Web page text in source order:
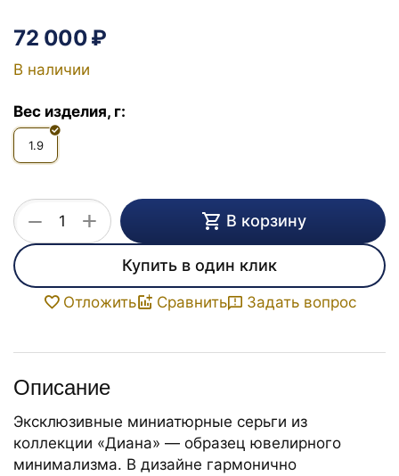
72 000₽
В наличии
Вес изделия, г:
1.9
+
− В корзину
Купить в один клик
Отложить Сравнить Задать вопрос
Описание
Эксклюзивные миниатюрные серьги из
коллекции «Диана» — образец ювелирного
минимализма. В дизайне гармонично